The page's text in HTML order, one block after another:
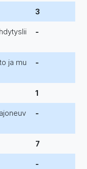
3
-
ja mu
-
1
-
7
-